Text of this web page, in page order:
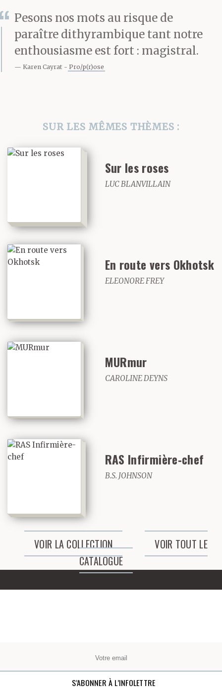
Pesons nos mots au risque de
paraître dithyrambique tant notre
enthousiasme est fort : magistral.
Karen Cayrat Pro/p(r)ose
SUR LES MÊMES THÈMES :
Sur les roses
LUC BLANVILLAIN
En route vers Okhotsk
ELEONORE FREY
MURmur
CAROLINE DEYNS
RAS Infirmière‑chef
B.S. JOHNSON
VOIR LA COLLECTION
VOIR TOUT LE
CATALOGUE